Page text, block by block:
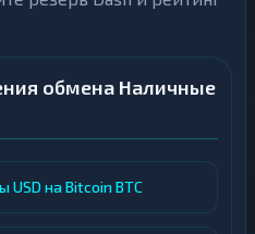
обмена Наличные
на Bitcoin BTC